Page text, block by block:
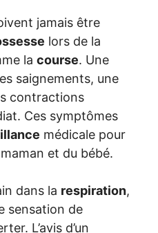
jamais être
lors de la
la course. Une
saignements, une
contractions
Ces symptômes
médicale pour
et du bébé.
dans la respiration,
sensation de
L’avis d’un